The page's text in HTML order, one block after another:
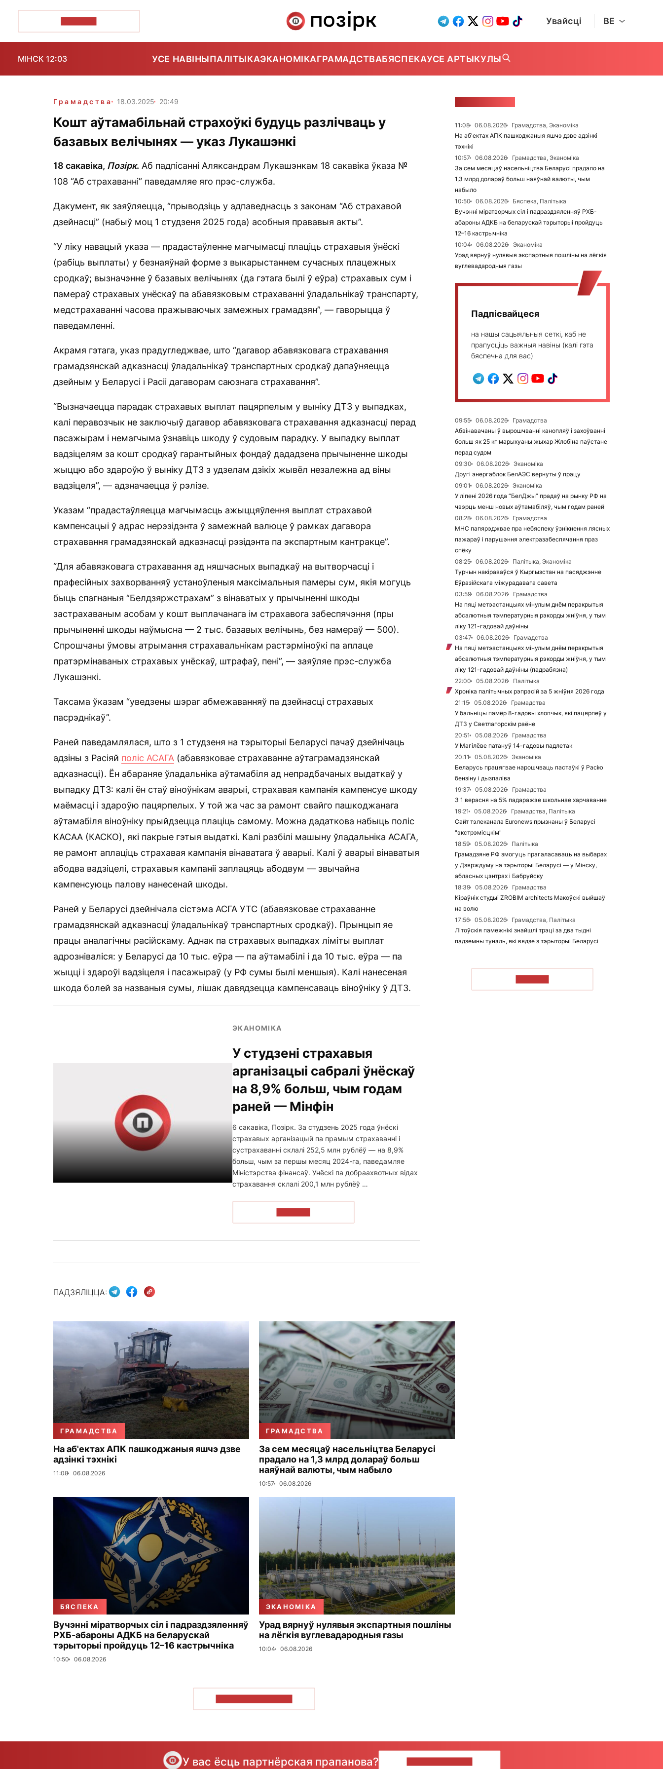
Увайсці BE
МІНСК 12:03 УСЕ НАВІНЫПАЛІТЫКАЭКАНОМІКАГРАМАДСТВАБЯСПЕКАУСЕ АРТЫКУЛЫ
Грамадства 18.03.2025 20:49
Кошт аўтамабільнай страхоўкі будуць разлічваць у
базавых велічынях — указ Лукашэнкі
18 сакавіка, Позірк. Аб падпісанні Аляксандрам Лукашэнкам 18 сакавіка ўказа №
108 “Аб страхаванні” паведамляе яго прэс-служба.
Дакумент, як заяўляецца, “прыводзіць у адпаведнасць з законам “Аб страхавой
дзейнасці” (набыў моц 1 студзеня 2025 года) асобныя прававыя акты”.
“У ліку навацый указа — прадастаўленне магчымасці плаціць страхавыя ўнёскі
(рабіць выплаты) у безнаяўнай форме з выкарыстаннем сучасных плацежных
сродкаў; вызначэнне ў базавых велічынях (да гэтага былі ў еўра) страхавых сум і
памераў страхавых унёскаў па абавязковым страхаванні ўладальнікаў транспарту,
медстрахаванні часова пражываючых замежных грамадзян”, — гаворыцца ў
паведамленні.
Акрамя гэтага, указ прадугледжвае, што “дагавор абавязковага страхавання
грамадзянскай адказнасці ўладальнікаў транспартных сродкаў дапаўняецца
дзейным у Беларусі і Расіі дагаворам саюзнага страхавання”.
“Вызначаецца парадак страхавых выплат пацярпелым у выніку ДТЗ у выпадках,
калі перавозчык не заключыў дагавор абавязковага страхавання адказнасці перад
пасажырам і немагчыма ўзнавіць шкоду ў судовым парадку. У выпадку выплат
вадзіцелям за кошт сродкаў гарантыйных фондаў дададзена прычыненне шкоды
жыццю або здароўю ў выніку ДТЗ з удзелам дзікіх жывёл незалежна ад віны
вадзіцеля”, — адзначаецца ў рэлізе.
Указам “прадастаўляецца магчымасць ажыццяўлення выплат страхавой
кампенсацыі ў адрас нерэзідэнта ў замежнай валюце ў рамках дагавора
страхавання грамадзянскай адказнасці рэзідэнта па экспартным кантракце”.
“Для абавязковага страхавання ад няшчасных выпадкаў на вытворчасці і
прафесійных захворванняў устаноўленыя максімальныя памеры сум, якія могуць
быць спагнаныя “Белдзяржстрахам” з вінаватых у прычыненні шкоды
застрахаваным асобам у кошт выплачанага ім страхавога забеспячэння (пры
прычыненні шкоды наўмысна — 2 тыс. базавых велічынь, без намераў — 500).
Спрошчаны ўмовы атрымання страхавальнікам растэрміноўкі па аплаце
пратэрмінаваных страхавых унёскаў, штрафаў, пені”, — заяўляе прэс-служба
Лукашэнкі.
Таксама ўказам “уведзены шэраг абмежаванняў па дзейнасці страхавых
пасрэднікаў”.
Раней паведамлялася, што з 1 студзеня на тэрыторыі Беларусі пачаў дзейнічаць
адзіны з Расіяй поліс АСАГА (абавязковае страхаванне аўтаграмадзянскай
адказнасці). Ён абараняе ўладальніка аўтамабіля ад непрадбачаных выдаткаў у
выпадку ДТЗ: калі ён стаў віноўнікам аварыі, страхавая кампанія кампенсуе шкоду
маёмасці і здароўю пацярпелых. У той жа час за рамонт свайго пашкоджанага
аўтамабіля віноўніку прыйдзецца плаціць самому. Можна дадаткова набыць поліс
КАСАА (КАСКО), які пакрые гэтыя выдаткі. Калі разбілі машыну ўладальніка АСАГА,
яе рамонт аплаціць страхавая кампанія вінаватага ў аварыі. Калі ў аварыі вінаватыя
абодва вадзіцелі, страхавыя кампаніі заплацяць абодвум — звычайна
кампенсуюць палову нанесенай шкоды.
Раней у Беларусі дзейнічала сістэма АСГА УТС (абавязковае страхаванне
грамадзянскай адказнасці ўладальнікаў транспартных сродкаў). Прынцып яе
працы аналагічны расійскаму. Аднак па страхавых выпадках ліміты выплат
адрозніваліся: у Беларусі да 10 тыс. еўра — па аўтамабілі і да 10 тыс. еўра — па
жыцці і здароўі вадзіцеля і пасажыраў (у РФ сумы былі меншыя). Калі нанесеная
шкода болей за названыя сумы, лішак давядзецца кампенсаваць віноўніку ў ДТЗ.
ЭКАНОМІКА
У студзені страхавыя
арганізацыі сабралі ўнёскаў
на 8,9% больш, чым годам
раней — Мінфін
6 сакавіка, Позірк. За студзень 2025 года ўнёскі
страхавых арганізацый па прамым страхаванні і
сустрахаванні склалі 252,5 млн рублёў — на 8,9%
больш, чым за першы месяц 2024-га, паведамляе
Міністэрства фінансаў. Унёскі па добраахвотных відах
страхавання склалі 200,1 млн рублёў …
ПАДЗЯЛІЦЦА:
ГРАМАДСТВА
На аб'ектах АПК пашкоджаныя яшчэ дзве
адзінкі тэхнікі
11:08 06.08.2026
ГРАМАДСТВА
За сем месяцаў насельніцтва Беларусі
прадало на 1,3 млрд долараў больш
наяўнай валюты, чым набыло
10:57 06.08.2026
БЯСПЕКА
Вучэнні міратворчых сіл і падраздзяленняў
РХБ-абароны АДКБ на беларускай
тэрыторыі пройдуць 12–16 кастрычніка
10:50 06.08.2026
ЭКАНОМІКА
Урад вярнуў нулявыя экспартныя пошліны
на лёгкія вуглевадародныя газы
10:04 06.08.2026
11:08 06.08.2026
Грамадства, Эканоміка
На аб'ектах АПК пашкоджаныя яшчэ дзве адзінкі
тэхнікі
10:57
06.08.2026
Грамадства, Эканоміка
За сем месяцаў насельніцтва Беларусі прадало на
1,3 млрд долараў больш наяўнай валюты, чым
набыло
10:50
06.08.2026
Бяспека, Палітыка
Вучэнні міратворчых сіл і падраздзяленняў РХБ-
абароны АДКБ на беларускай тэрыторыі пройдуць
12–16 кастрычніка
10:04
06.08.2026
Эканоміка
Урад вярнуў нулявыя экспартныя пошліны на лёгкія
вуглевадародныя газы
Падпісвайцеся
на нашы сацыяльныя сеткі, каб не
прапусціць важныя навіны (калі гэта
бяспечна для вас)
09:55 06.08.2026
Грамадства
Абвінавачаны ў вырошчванні канопляў і захоўванні
больш як 25 кг марыхуаны жыхар Жлобіна паўстане
перад судом
09:30
06.08.2026
Эканоміка
Другі энергаблок БелАЭС вернуты ў працу
09:01
06.08.2026
Эканоміка
У ліпені 2026 года “БелДжы” прадаў на рынку РФ на
чвэрць менш новых аўтамабіляў, чым годам раней
08:28
06.08.2026
Грамадства
МНС папярэджвае пра небяспеку ўзнікнення лясных
пажараў і парушэння электразабеспячэння праз
спёку
08:25
06.08.2026
Палітыка, Эканоміка
Турчын накіраваўся ў Кыргызстан на пасяджэнне
Еўразійскага міжурадавага савета
03:59
06.08.2026
Грамадства
На пяці метэастанцыях мінулым днём перакрытыя
абсалютныя тэмпературныя рэкорды жніўня, у тым
ліку 121-гадовай даўніны
03:47
06.08.2026
Грамадства
На пяці метэастанцыях мінулым днём перакрытыя
абсалютныя тэмпературныя рэкорды жніўня, у тым
ліку 121-гадовай даўніны (падрабязна)
22:00
05.08.2026
Палітыка
Хроніка палітычных рэпрэсій за 5 жніўня 2026 года
21:15
05.08.2026
Грамадства
У бальніцы памёр 8-гадовы хлопчык, які пацярпеў у
ДТЗ у Светлагорскім раёне
20:51
05.08.2026
Грамадства
У Магілёве патануў 14-гадовы падлетак
20:11
05.08.2026
Эканоміка
Беларусь працягвае нарошчваць пастаўкі ў Расію
бензіну і дызпаліва
19:37
05.08.2026
Грамадства
З 1 верасня на 5% падаражэе школьнае харчаванне
19:21
05.08.2026
Грамадства, Палітыка
Сайт тэлеканала Euronews прызнаны ў Беларусі
"экстрэмісцкім"
18:59
05.08.2026
Палітыка
Грамадзяне РФ змогуць прагаласаваць на выбарах
у Дзярждуму на тэрыторыі Беларусі — у Мінску,
абласных цэнтрах і Бабруйску
18:39
05.08.2026
Грамадства
Кіраўнік студыі ZROBIM architects Макоўскі выйшаў
на волю
17:56
05.08.2026
Грамадства, Палітыка
Літоўскія памежнікі знайшлі трэці за два тыдні
падземны тунэль, які вядзе з тэрыторыі Беларусі
У вас ёсць партнёрская прапанова?